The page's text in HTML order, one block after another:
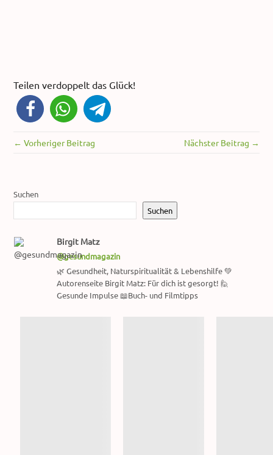
Teilen verdoppelt das Glück!
← Vorheriger Beitrag Nächster Beitrag →
Suchen
Suchen
Birgit Matz
@gesundmagazin
🌿 Gesundheit, Naturspiritualität & Lebenshilfe 💚
Autorenseite Birgit Matz: Für dich ist gesorgt! 🙋
Gesunde Impulse 📖Buch- und Filmtipps